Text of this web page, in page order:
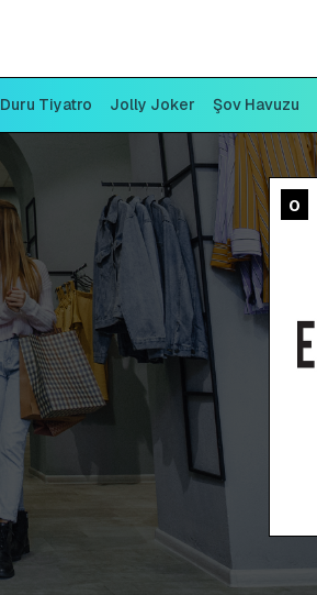
Duru Tiyatro Jolly Joker Şov Havuzu
0